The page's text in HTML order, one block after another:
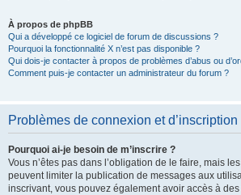
À propos de phpBB
Qui a développé ce logiciel de forum de discussions ?
Pourquoi la fonctionnalité X n’est pas disponible ?
Qui dois-je contacter à propos de problèmes d’abus ou
Comment puis-je contacter un administrateur du forum ?
Problèmes de connexion et d’inscription
Pourquoi ai-je besoin de m’inscrire ?
Vous n’êtes pas dans l’obligation de le faire, mais
peuvent limiter la publication de messages aux
inscrivant, vous pouvez également avoir accès à